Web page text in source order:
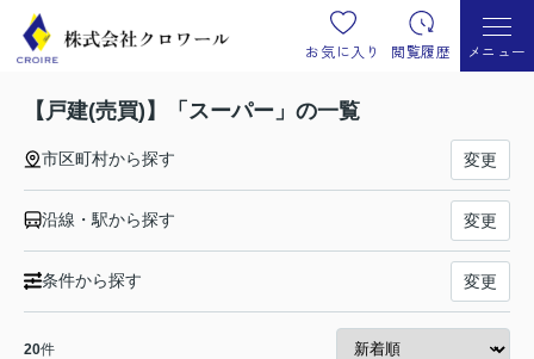
お気に入り 閲覧履歴 メニュー
【戸建(売買)】「スーパー」の一覧
市区町村から探す 変更
沿線・駅から探す 変更
条件から探す 変更
20件